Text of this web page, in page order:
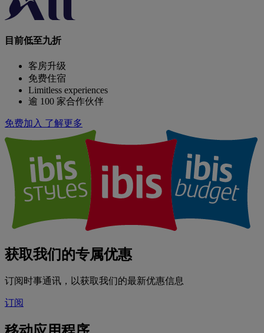
目前低至九折
客房升级
免费住宿
Limitless experiences
逾 100 家合作伙伴
免费加入 了解更多
获取我们的专属优惠
订阅时事通讯，以获取我们的最新优惠信息
订阅